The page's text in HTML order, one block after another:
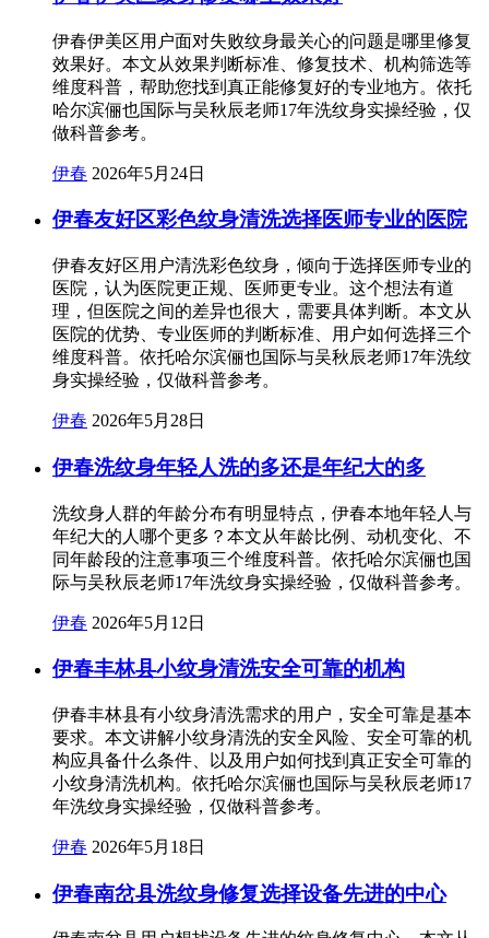
伊春伊美区用户面对失败纹身最关心的问题是哪里修复
效果好。本文从效果判断标准、修复技术、机构筛选等
维度科普，帮助您找到真正能修复好的专业地方。依托
哈尔滨俪也国际与吴秋辰老师17年洗纹身实操经验，仅
做科普参考。
伊春 2026年5月24日
伊春友好区彩色纹身清洗选择医师专业的医院
伊春友好区用户清洗彩色纹身，倾向于选择医师专业的
医院，认为医院更正规、医师更专业。这个想法有道
理，但医院之间的差异也很大，需要具体判断。本文从
医院的优势、专业医师的判断标准、用户如何选择三个
维度科普。依托哈尔滨俪也国际与吴秋辰老师17年洗纹
身实操经验，仅做科普参考。
伊春 2026年5月28日
伊春洗纹身年轻人洗的多还是年纪大的多
洗纹身人群的年龄分布有明显特点，伊春本地年轻人与
年纪大的人哪个更多？本文从年龄比例、动机变化、不
同年龄段的注意事项三个维度科普。依托哈尔滨俪也国
际与吴秋辰老师17年洗纹身实操经验，仅做科普参考。
伊春 2026年5月12日
伊春丰林县小纹身清洗安全可靠的机构
伊春丰林县有小纹身清洗需求的用户，安全可靠是基本
要求。本文讲解小纹身清洗的安全风险、安全可靠的机
构应具备什么条件、以及用户如何找到真正安全可靠的
小纹身清洗机构。依托哈尔滨俪也国际与吴秋辰老师17
年洗纹身实操经验，仅做科普参考。
伊春 2026年5月18日
伊春南岔县洗纹身修复选择设备先进的中心